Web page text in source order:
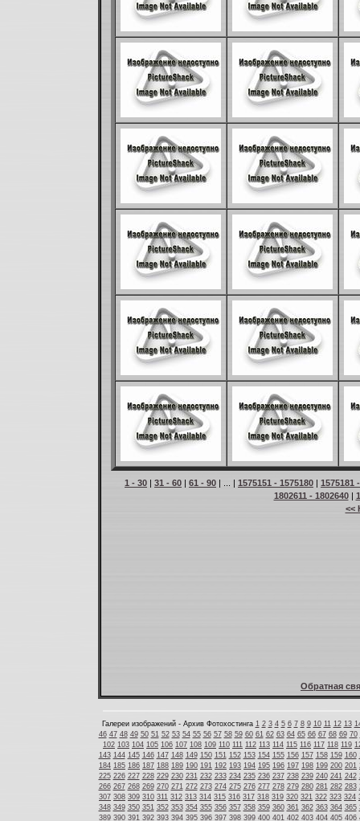
1 - 30 | 31 - 60 | 61 - 90 | ... | 1575151 - 1575180 | 1575181
1802611 - 1802640|
<<
Обратная
Галереи изображений - Архив Фотохостинга 1 2 3 4 5 6 7 8 9 10 11 12 13
46 47 48 49 50 51 52 53 54 55 56 57 58 59 60 61 62 63 64 65 66 67 68 69 70
102 103 104 105 106 107 108 109 110 111 112 113 114 115 116 117 118 119
143 144 145 146 147 148 149 150 151 152 153 154 155 156 157 158 159 160
184 185 186 187 188 189 190 191 192 193 194 195 196 197 198 199 200 201
225 226 227 228 229 230 231 232 233 234 235 236 237 238 239 240 241 242
266 267 268 269 270 271 272 273 274 275 276 277 278 279 280 281 282 283
307 308 309 310 311 312 313 314 315 316 317 318 319 320 321 322 323 324
348 349 350 351 352 353 354 355 356 357 358 359 360 361 362 363 364 365
389 390 391 392 393 394 395 396 397 398 399 400 401 402 403 404 405 406